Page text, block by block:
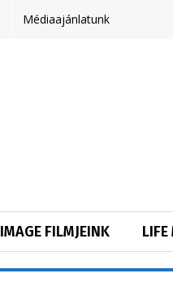
Médiaajánlatunk
IMAGE FILMJEINK